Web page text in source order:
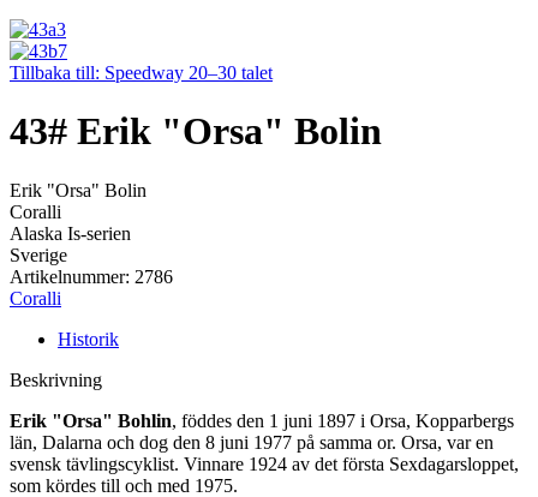
Tillbaka till: Speedway 20–30 talet
43# Erik "Orsa" Bolin
Erik "Orsa" Bolin
Coralli
Alaska Is-serien
Sverige
Artikelnummer: 2786
Coralli
Historik
Beskrivning
Erik "Orsa" Bohlin, föddes den 1 juni 1897 i Orsa, Kopparbergs
län, Dalarna och dog den 8 juni 1977 på samma or. Orsa, var en
svensk tävlingscyklist. Vinnare 1924 av det första Sexdagarsloppet,
som kördes till och med 1975.